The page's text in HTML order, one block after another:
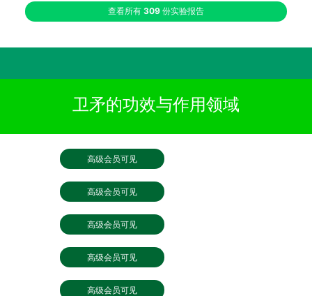
查看所有 309 份实验报告
卫矛的功效与作用领域
高级会员可见
高级会员可见
高级会员可见
高级会员可见
高级会员可见